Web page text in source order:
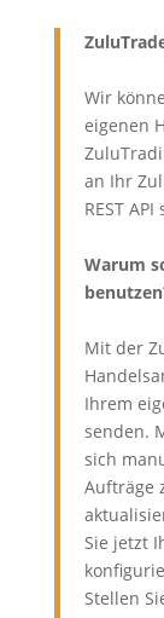
Wir
eigenen
an Ihr
REST
Warum
Mit der
Ihrem
senden.
sich
Aufträge
Sie jetzt
Stellen